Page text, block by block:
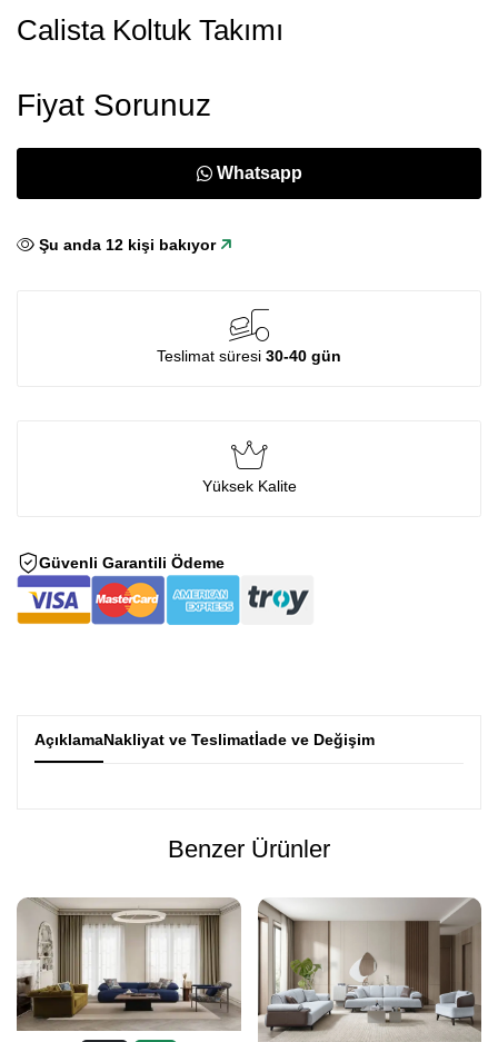
Calista Koltuk Takımı
Fiyat Sorunuz
Whatsapp
Şu anda 10 kişi bakıyor
Teslimat süresi 30-40 gün
Yüksek Kalite
Güvenli Garantili Ödeme
AçıklamaNakliyat ve Teslimatİade ve Değişim
Benzer Ürünler